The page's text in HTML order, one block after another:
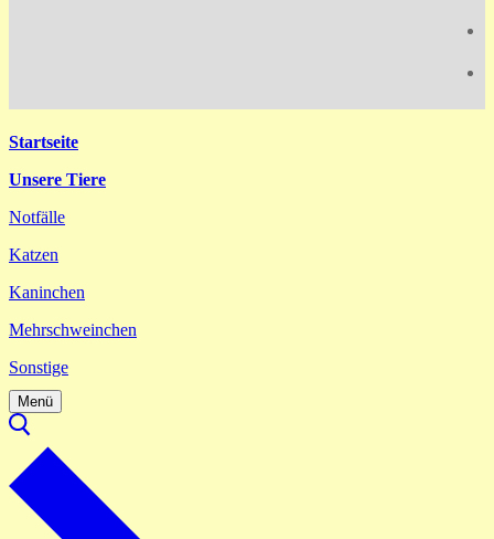
Startseite
Unsere Tiere
Notfälle
Katzen
Kaninchen
Mehrschweinchen
Sonstige
Menü